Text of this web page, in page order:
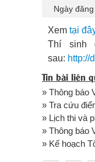
Ngày
Xem tại
Thí sinh
sau: http://
Tin bài liên
» Thông báo
» Tra cứu
» Lịch thi và
» Thông báo
» Kế hoạch